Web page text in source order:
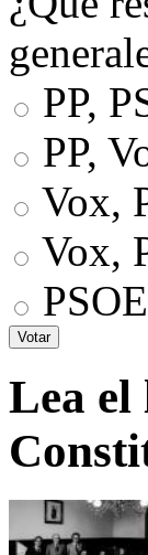
PP,
PP,
Vox,
Vox,
Lea el